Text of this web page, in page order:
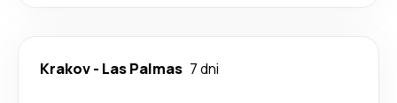
Krakov- Las Palmas 7 dni